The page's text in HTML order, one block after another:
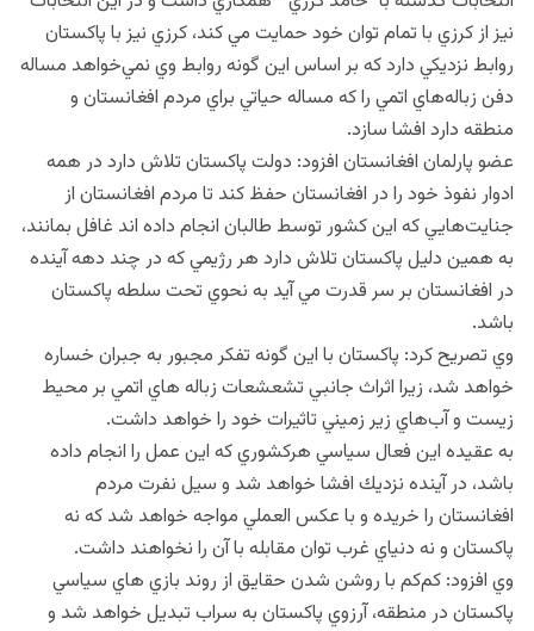
نيز از كرزي با تمام توان خود حمايت مي كند، كرزي نيز با پاكستان
روابط نزديكي دارد كه بر اساس اين گونه روابط وي نمي‌خواهد مساله
دفن زباله‌هاي اتمي را كه مساله حياتي براي مردم افغانستان و
منطقه دارد افشا سازد.
عضو پارلمان افغانستان افزود: دولت پاكستان تلاش دارد در همه
ادوار نفوذ خود را در افغانستان حفظ كند تا مردم افغانستان از
جنايت‌هايي كه اين كشور توسط طالبان انجام داده اند غافل بمانند،
به همين دليل پاكستان تلاش دارد هر رژيمي كه در چند دهه آينده
در افغانستان بر سر قدرت مي آيد به نحوي تحت سلطه پاكستان
باشد.
وي تصريح كرد: پاكستان با اين گونه تفكر مجبور به جبران خساره
خواهد شد، زيرا اثراث جانبي تشعشعات زباله هاي اتمي بر محيط
زيست و آب‌هاي زير زميني تاثيرات خود را خواهد داشت.
به عقيده اين فعال سياسي هركشوري كه اين عمل را انجام داده
باشد، در آينده نزديك افشا خواهد شد و سيل نفرت مردم
افغانستان را خريده و با عكس العملي مواجه خواهد شد كه نه
پاكستان و نه دنياي غرب توان مقابله با آن را نخواهند داشت.
وي افزود: كم‌كم با روشن شدن حقايق از روند بازي هاي سياسي
پاكستان در منطقه، آرزوي پاكستان به سراب تبديل خواهد شد و